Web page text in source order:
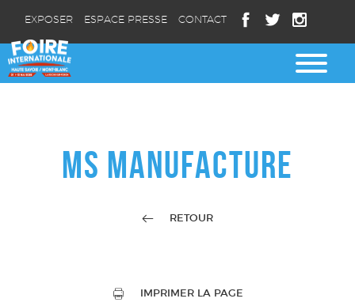
EXPOSER ESPACE PRESSE CONTACT
MS MANUFACTURE
RETOUR
IMPRIMER LA PAGE